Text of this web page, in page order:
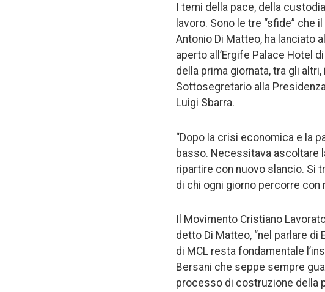
I temi della pace, della
lavoro. Sono le tre “sfide”
Antonio Di Matteo, ha lanciato
aperto all’Ergife Palace Hotel
della prima giornata, tra gli
Sottosegretario alla
Luigi Sbarra.
“Dopo la crisi economica e la
basso. Necessitava ascoltare
ripartire con nuovo slancio. Si
di chi ogni giorno percorre con
Il Movimento Cristiano
detto Di Matteo, “nel parlare di
di MCL resta fondamentale
Bersani che seppe sempre
processo di costruzione della